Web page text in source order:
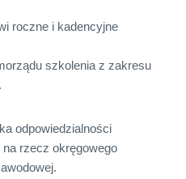
roczne i kadencyjne
szkolenia z zakresu
odpowiedzialności
na rzecz okręgowego